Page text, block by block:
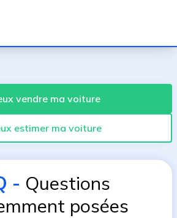
vendre ma voiture
estimer ma voiture
- Questions
posées